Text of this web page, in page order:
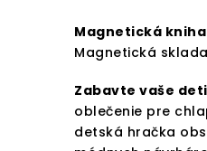
Magnetická
Magnetická
Zabavte vaše deti
oblečenie pre
detská hračka